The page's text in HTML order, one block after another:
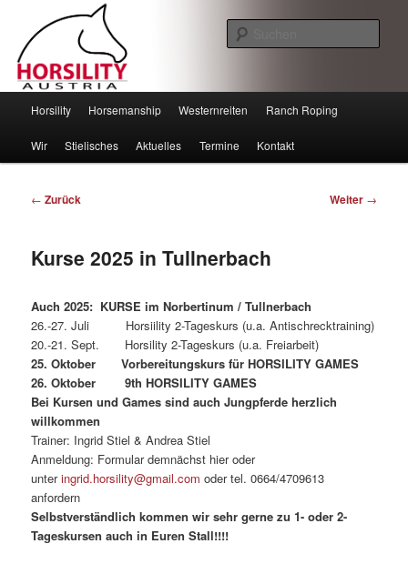
Horsility – Horsemanship
Zum
Inhalt
Zum
sekundären
Horsility Horsemanship Westernreiten Ranch Roping
Wir Stielisches Aktuelles Termine Kontakt
Beitragsnavigation
← Zurück Weiter →
Kurse 2025 in Tullnerbach
Auch 2025: KURSE im Norbertinum / Tullnerbach
26.-27. Juli Horsiility 2-Tageskurs (u.a. Antischrecktraining)
20.-21. Sept. Horsility 2-Tageskurs (u.a. Freiarbeit)
25. Oktober Vorbereitungskurs für HORSILITY GAMES
26. Oktober 9th HORSILITY GAMES
Bei Kursen und Games sind auch Jungpferde herzlich
willkommen
Trainer: Ingrid Stiel & Andrea Stiel
Anmeldung: Formular demnächst hier oder
unteringrid.horsility@gmail.com oder tel. 0664/4709613
anfordern
Selbstverständlich kommen wir sehr gerne zu 1- oder 2-
Tageskursen auch in Euren Stall!!!!